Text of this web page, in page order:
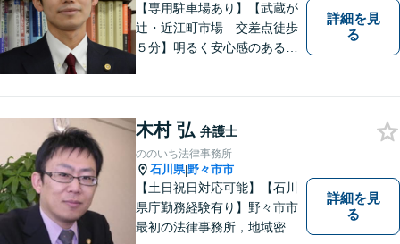
【専用駐車場あり】【武蔵が
辻・近江町市場 交差点徒歩
５分】明るく安心感のある事
詳細を見
る
木村 弘 弁護士
ののいち法律事務所
石川県|野々市市
【土日祝日対応可能】【石川
県庁勤務経験有り】野々市市
最初の法律事務所，地域密着
詳細を見
る